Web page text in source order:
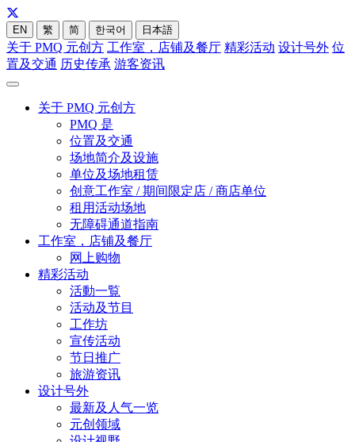
EN 繁 简 한국어 日本語
关于 PMQ 元创方 工作室，店铺及餐厅 精彩活动 设计号外 位
置及交通 历史传承 游客资讯
关于 PMQ 元创方
PMQ 是
位置及交通
场地简介及设施
单位及场地租赁
创意工作室 / 期间限定店 / 商店单位
租用活动场地
无障碍通道指南
工作室，店铺及餐厅
网上购物
精彩活动
活動一覧
活动及节目
工作坊
宣传活动
节日推广
旅游资讯
设计号外
最新及人气一览
元创领域